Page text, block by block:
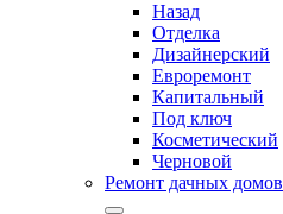
Назад
Отделка
Дизайнерский
Евроремонт
Капитальный
Под ключ
Косметический
Черновой
Ремонт дачных домов